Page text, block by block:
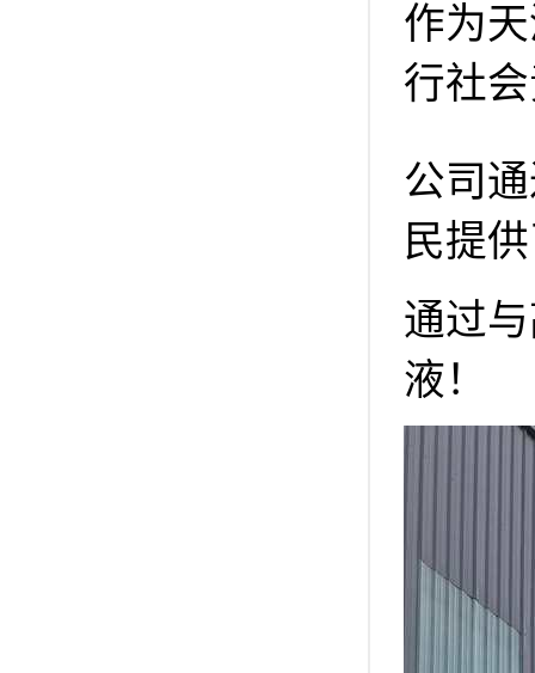
作为
行社
公司
民提
通过
液！